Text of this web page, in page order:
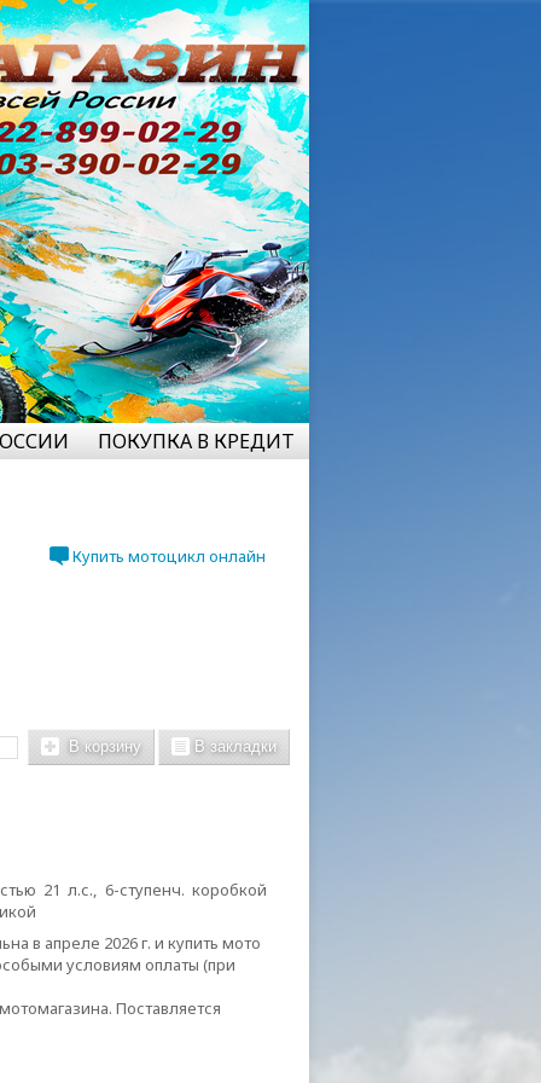
ПОКУПКА В КРЕДИТ
Купить мотоцикл онлайн
В корзину В закладки
21 л.с., 6-ступенч. коробкой
в апреле 2026 г. и купить мото
условиям оплаты (при
Поставляется